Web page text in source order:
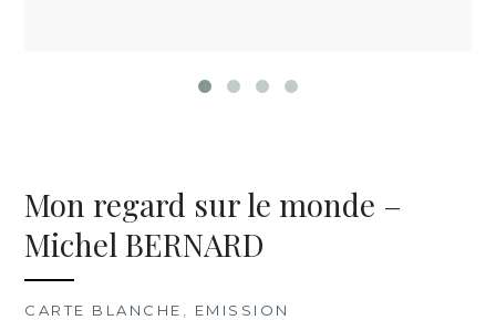
Mon regard sur le monde –
Michel BERNARD
CARTE BLANCHE EMISSION